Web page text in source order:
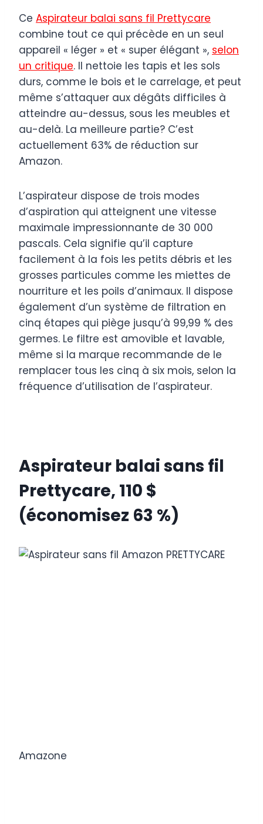
Ce Aspirateur balai sans fil Prettycare
combine tout ce qui précède en un seul
appareil « léger » et « super élégant », selon
un critique. Il nettoie les tapis et les sols
durs, comme le bois et le carrelage, et peut
même s’attaquer aux dégâts difficiles à
atteindre au-dessus, sous les meubles et
au-delà. La meilleure partie? C’est
actuellement 63% de réduction sur
Amazon.
L’aspirateur dispose de trois modes
d’aspiration qui atteignent une vitesse
maximale impressionnante de 30 000
pascals. Cela signifie qu’il capture
facilement à la fois les petits débris et les
grosses particules comme les miettes de
nourriture et les poils d’animaux. Il dispose
également d’un système de filtration en
cinq étapes qui piège jusqu’à 99,99 % des
germes. Le filtre est amovible et lavable,
même si la marque recommande de le
remplacer tous les cinq à six mois, selon la
fréquence d’utilisation de l’aspirateur.
Aspirateur balai sans fil
Prettycare, 110 $
(économisez 63 %)
Amazone